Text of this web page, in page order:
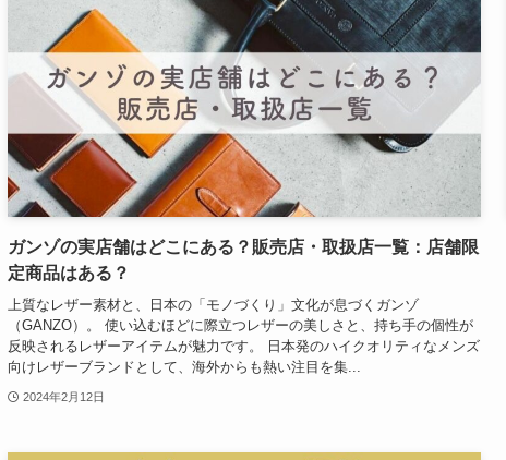
ガンゾの実店舗はどこにある？販売店・取扱店一覧：店舗限
定商品はある？
上質なレザー素材と、日本の「モノづくり」文化が息づくガンゾ
（GANZO）。 使い込むほどに際立つレザーの美しさと、持ち手の個性が
反映されるレザーアイテムが魅力です。 日本発のハイクオリティなメンズ
向けレザーブランドとして、海外からも熱い注目を集...
2024年2月12日